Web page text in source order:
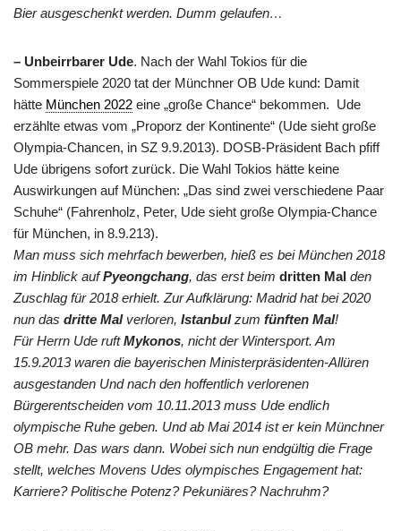
Bier ausgeschenkt werden. Dumm gelaufen…
– Unbeirrbarer Ude. Nach der Wahl Tokios für die
Sommerspiele 2020 tat der Münchner OB Ude kund: Damit
hätte München 2022 eine „große Chance“ bekommen. Ude
erzählte etwas vom „Proporz der Kontinente“ (Ude sieht große
Olympia-Chancen, in SZ 9.9.2013). DOSB-Präsident Bach pfiff
Ude übrigens sofort zurück. Die Wahl Tokios hätte keine
Auswirkungen auf München: „Das sind zwei verschiedene Paar
Schuhe“ (Fahrenholz, Peter, Ude sieht große Olympia-Chance
für München, in 8.9.213).
Man muss sich mehrfach bewerben, hieß es bei München 2018
im Hinblick aufPyeongchang, das erst beim dritten Mal den
Zuschlag für 2018 erhielt. Zur Aufklärung: Madrid hat bei 2020
nun das dritte Malverloren, Istanbulzum fünften Mal!
Für Herrn Ude ruftMykonos, nicht der Wintersport. Am
15.9.2013 waren die bayerischen Ministerpräsidenten-Allüren
ausgestanden Und nach den hoffentlich verlorenen
Bürgerentscheiden vom 10.11.2013 muss Ude endlich
olympische Ruhe geben. Und ab Mai 2014 ist er kein Münchner
OB mehr. Das wars dann. Wobei sich nun endgültig die Frage
stellt, welches Movens Udes olympisches Engagement hat:
Karriere? Politische Potenz? Pekuniäres? Nachruhm?